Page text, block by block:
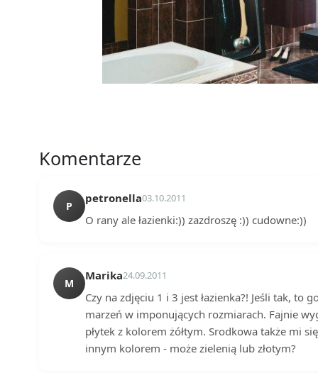
Komentarze
P
petronella03.10.2011
O rany ale łazienki:)) zazdroszę :)) cudowne:))
M
Marika24.09.2011
Czy na zdjęciu 1 i 3 jest łazienka?! Jeśli tak, to
marzeń w imponujących rozmiarach. Fajnie
płytek z kolorem żółtym. Srodkowa także mi
innym kolorem - może zielenią lub złotym?